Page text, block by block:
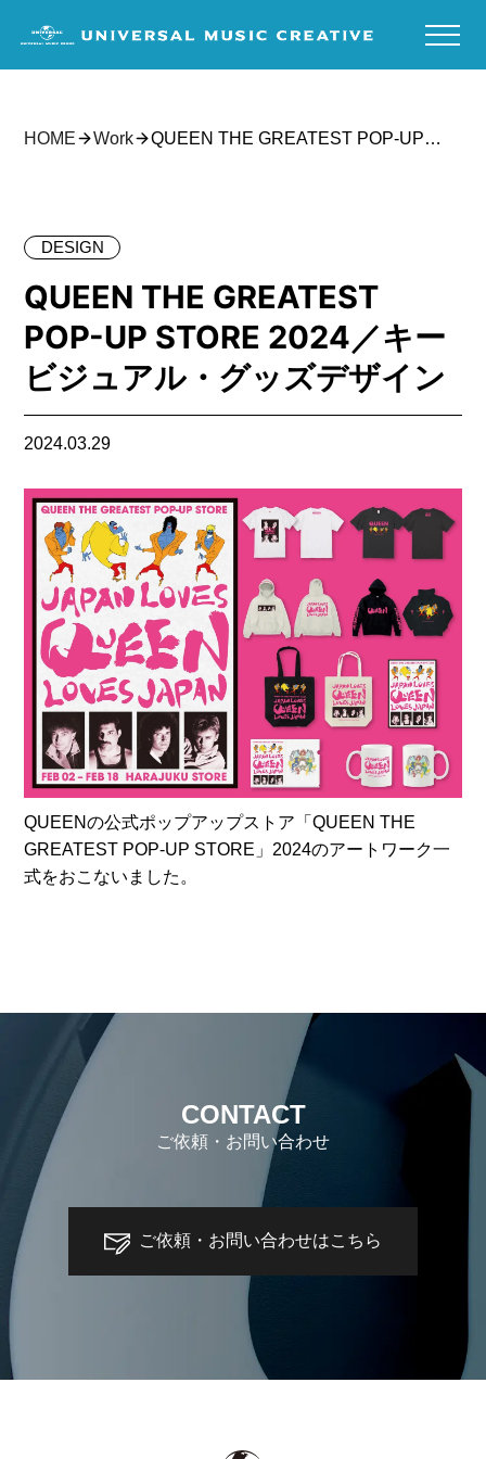
HOME Work
QUEEN THE GREATEST POP-UP
DESIGN
QUEEN THE GREATEST
POP-UP STORE 2024／キー
ビジュアル・グッズデザイン
2024.03.29
QUEENの公式ポップアップストア「QUEEN THE
GREATEST POP-UP STORE」2024のアートワーク一
式をおこないました。
CONTACT
ご依頼・お問い合わせ
ご依頼・お問い合わせはこちら